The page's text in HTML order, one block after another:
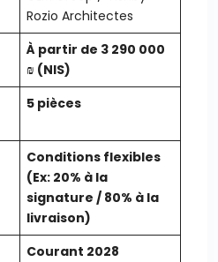
Rozio Architectes
À partir de 3 290 000
₪ (NIS)
5 pièces
Conditions flexibles
(Ex: 20% à la
signature / 80% à la
livraison)
Courant 2028